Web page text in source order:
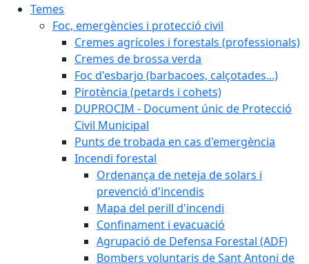
Temes
Foc, emergències i protecció civil
Cremes agrícoles i forestals (professionals)
Cremes de brossa verda
Foc d'esbarjo (barbacoes, calçotades...)
Pirotència (petards i cohets)
DUPROCIM - Document únic de Protecció
Civil Municipal
Punts de trobada en cas d'emergència
Incendi forestal
Ordenança de neteja de solars i
prevenció d'incendis
Mapa del perill d'incendi
Confinament i evacuació
Agrupació de Defensa Forestal (ADF)
Bombers voluntaris de Sant Antoni de